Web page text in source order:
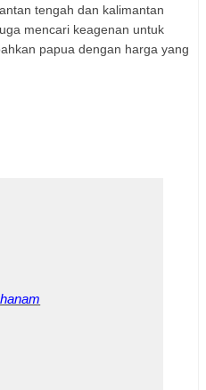
tengah dan kalimantan
mencari keagenan untuk
papua dengan harga yang